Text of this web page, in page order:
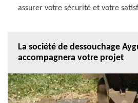
assurer votre sécurité et votre
La société de dessouchage
accompagnera votre projet